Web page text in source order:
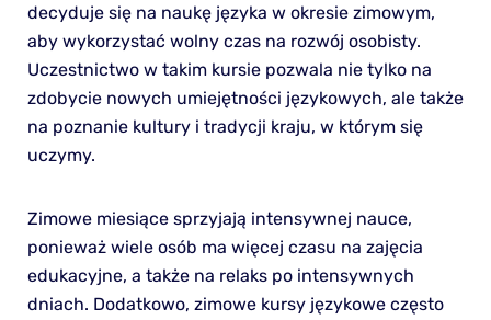
decyduje się na naukę języka w okresie zimowym,
aby wykorzystać wolny czas na rozwój osobisty.
Uczestnictwo w takim kursie pozwala nie tylko na
zdobycie nowych umiejętności językowych, ale także
na poznanie kultury i tradycji kraju, w którym się
uczymy.
Zimowe miesiące sprzyjają intensywnej nauce,
ponieważ wiele osób ma więcej czasu na zajęcia
edukacyjne, a także na relaks po intensywnych
dniach. Dodatkowo, zimowe kursy językowe często